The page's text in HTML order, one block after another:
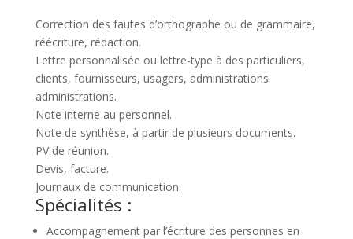
Correction des fautes d’orthographe ou de grammaire,
réécriture, rédaction.
Lettre personnalisée ou lettre-type à des particuliers,
clients, fournisseurs, usagers, administrations
administrations.
Note interne au personnel.
Note de synthèse, à partir de plusieurs documents.
PV de réunion.
Devis, facture.
Journaux de communication.
Spécialités :
Accompagnement par l’écriture des personnes en